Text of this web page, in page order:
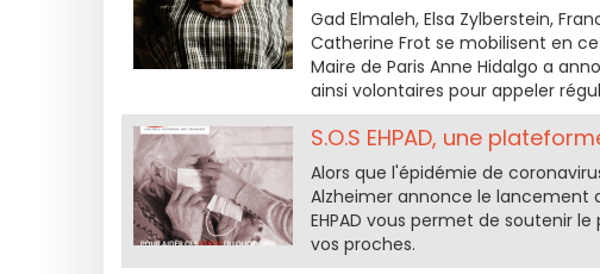
Gad Elmaleh, Elsa Zylberstein,
Catherine Frot se mobilisent en
Maire de Paris Anne Hidalgo a
ainsi volontaires pour appeler
S.O.S EHPAD, une
Alors que l'épidémie de
Alzheimer annonce le lancement
EHPAD vous permet de soutenir
vos proches.